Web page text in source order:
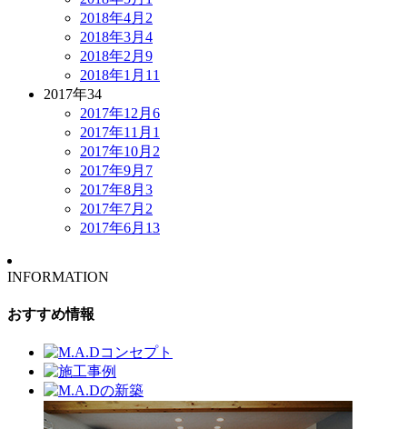
2018年4月 2
2018年3月 4
2018年2月 9
2018年1月 11
2017年34
2017年12月 6
2017年11月 1
2017年10月 2
2017年9月 7
2017年8月 3
2017年7月 2
2017年6月 13
INFORMATION
おすすめ情報